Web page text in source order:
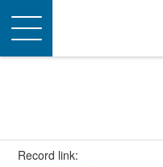
Toggle
navigation
Record link: